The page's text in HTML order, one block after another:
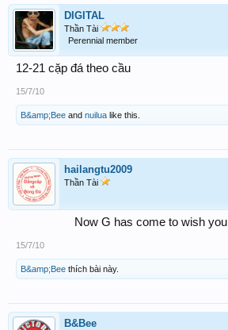
DIGITAL
Thần Tài
Perennial member
12-21 cặp đá theo cầu
15/7/10
B&amp;Bee and nuilua like this.
hailangtu2009
Thần Tài
Now G has come to wish
15/7/10
B&amp;Bee thích bài này.
B&Bee